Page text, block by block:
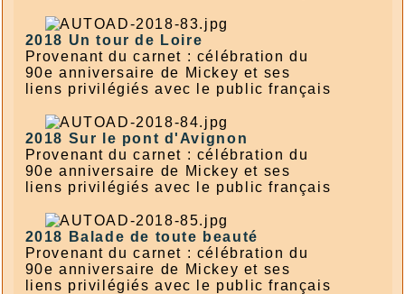
2018 Un tour de Loire
Provenant du carnet : célébration du
90e anniversaire de Mickey et ses
liens privilégiés avec le public français
2018 Sur le pont d'Avignon
Provenant du carnet : célébration du
90e anniversaire de Mickey et ses
liens privilégiés avec le public français
2018
Balade de toute beauté
Provenant du carnet : célébration du
90e anniversaire de Mickey et ses
liens privilégiés avec le public français